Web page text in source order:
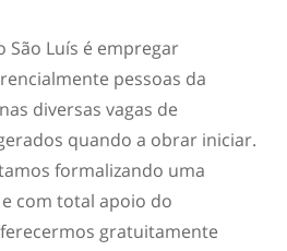
São Luís é empregar
pessoas da
diversas vagas de
quando a obrar iniciar.
formalizando uma
com total apoio do
gratuitamente